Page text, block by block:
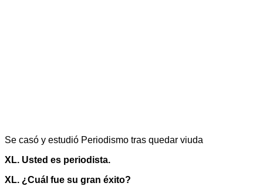
Se casó y estudió Periodismo tras quedar viuda
XL. Usted es periodista.
XL. ¿Cuál fue su gran éxito?